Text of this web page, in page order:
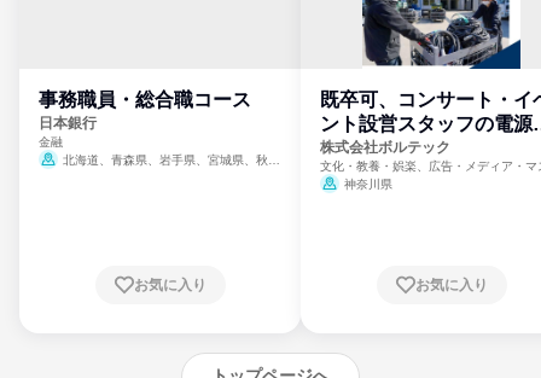
事務職員・総合職コース
日本銀行
金融
北海道、青森県、岩手県、宮城県、秋田
崎県、熊本県、大分県、宮崎県、鹿児島県、
お気に入り
既卒可、コンサート・イ
ント設営スタッフの電源
門
株式会社ボルテック
文化・教養・娯楽、広告・メディア・マ
ミ、電力・ガス・水道・エネルギー
神奈川県
お気に入り